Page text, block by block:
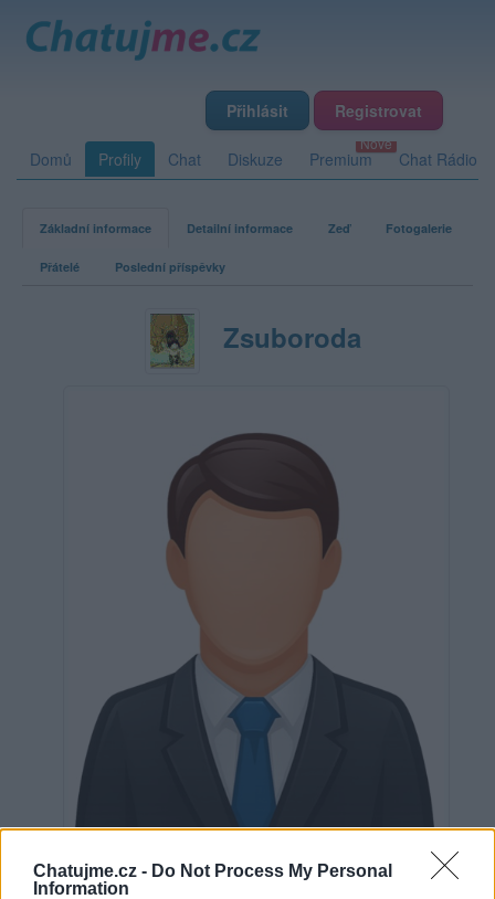
Chatujme.cz - Do Not Process My Personal
Information
Přihlásit Registrovat
Domů Profily Chat Diskuze Premium Chat Rádio
Základní informace Detailní informace Zeď Fotogalerie
Přátelé Poslední příspěvky
Zsuboroda
Neověřeno